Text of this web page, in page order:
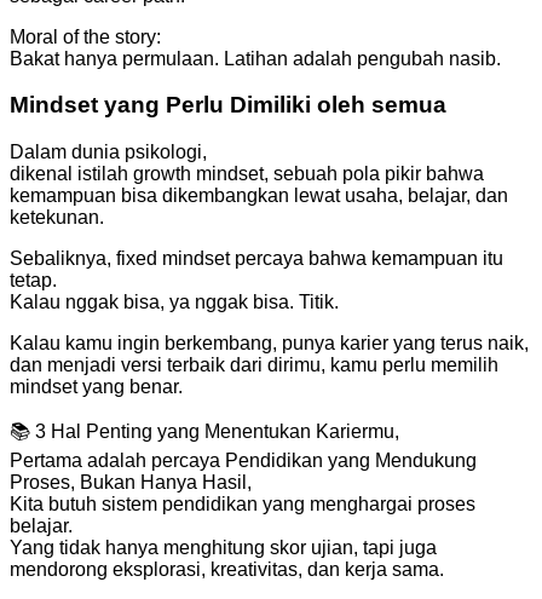
Moral of the story:
Bakat hanya permulaan. Latihan adalah pengubah nasib.
Mindset yang Perlu Dimiliki oleh semua
Dalam dunia psikologi,
dikenal istilah growth mindset, sebuah pola pikir bahwa
kemampuan bisa dikembangkan lewat usaha, belajar, dan
ketekunan.
Sebaliknya, fixed mindset percaya bahwa kemampuan itu
tetap.
Kalau nggak bisa, ya nggak bisa. Titik.
Kalau kamu ingin berkembang, punya karier yang terus naik,
dan menjadi versi terbaik dari dirimu, kamu perlu memilih
mindset yang benar.
📚 3 Hal Penting yang Menentukan Kariermu,
Pertama adalah percaya Pendidikan yang Mendukung
Proses, Bukan Hanya Hasil,
Kita butuh sistem pendidikan yang menghargai proses
belajar.
Yang tidak hanya menghitung skor ujian, tapi juga
mendorong eksplorasi, kreativitas, dan kerja sama.